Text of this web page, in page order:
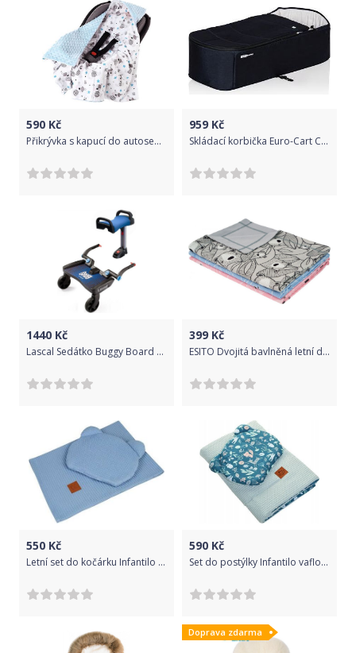
590 Kč
Přikrývka s kapucí do autosedačky Medi světle modrá/medvídci
959 Kč
Skládací korbička Euro-Cart Crox Cosmic Blue
1440 Kč
Lascal Sedátko Buggy Board ke stupátku MAXI, modrá
399 Kč
ESITO Dvojitá bavlněná letní deka Brumla Blue
550 Kč
Letní set do kočárku Infantilo waflový modrý
590 Kč
Set do postýlky Infantilo vaflový mint/forest animals
Doprava zdarma